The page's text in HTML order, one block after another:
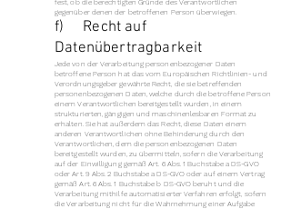
fest, ob die berechtigten Gründe des Verantwortlichen
gegenüber denen der betroffenen Person überwiegen.
f) Recht auf
Datenübertragbarkeit
Jede von der Verarbeitung personenbezogener Daten
betroffene Person hat das vom Europäischen Richtlinien- und
Verordnungsgeber gewährte Recht, die sie betreffenden
personenbezogenen Daten, welche durch die betroffene Person
einem Verantwortlichen bereitgestellt wurden, in einem
strukturierten, gängigen und maschinenlesbaren Format zu
erhalten. Sie hat außerdem das Recht, diese Daten einem
anderen Verantwortlichen ohne Behinderung durch den
Verantwortlichen, dem die personenbezogenen Daten
bereitgestellt wurden, zu übermitteln, sofern die Verarbeitung
auf der Einwilligung gemäß Art. 6 Abs. 1 Buchstabe a DS-GVO
oder Art. 9 Abs. 2 Buchstabe a DS-GVO oder auf einem Vertrag
gemäß Art. 6 Abs. 1 Buchstabe b DS-GVO beruht und die
Verarbeitung mithilfe automatisierter Verfahren erfolgt, sofern
die Verarbeitung nicht für die Wahrnehmung einer Aufgabe